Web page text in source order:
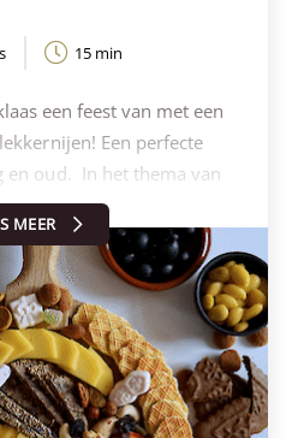
15 min
een feest van met een
Een perfecte
en oud. In het thema van
een sinterklaas kaas letter
borrelplank en zó maak je
plank en leg hier de
op. Leg de kaas in een S
hebben hier de prachtige
voor de letter. Plaats de
verdeel de noten over de
aan met wat toastjes of
MEER